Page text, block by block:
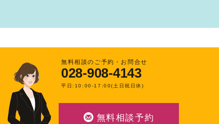
無料相談のご予約・お問合せ
028-908-4143
平日:10:00-17:00(土日祝日休)
無料相談予約